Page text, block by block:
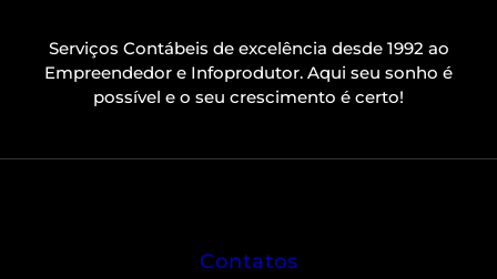
Serviços Contábeis de excelência desde 1992 ao
Empreendedor e Infoprodutor. Aqui seu sonho é
possível e o seu crescimento é certo!
Contatos